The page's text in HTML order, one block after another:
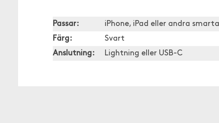
Passar:
iPhone, iPad eller andra
Färg:
Svart
Anslutning:
Lightning eller USB-C